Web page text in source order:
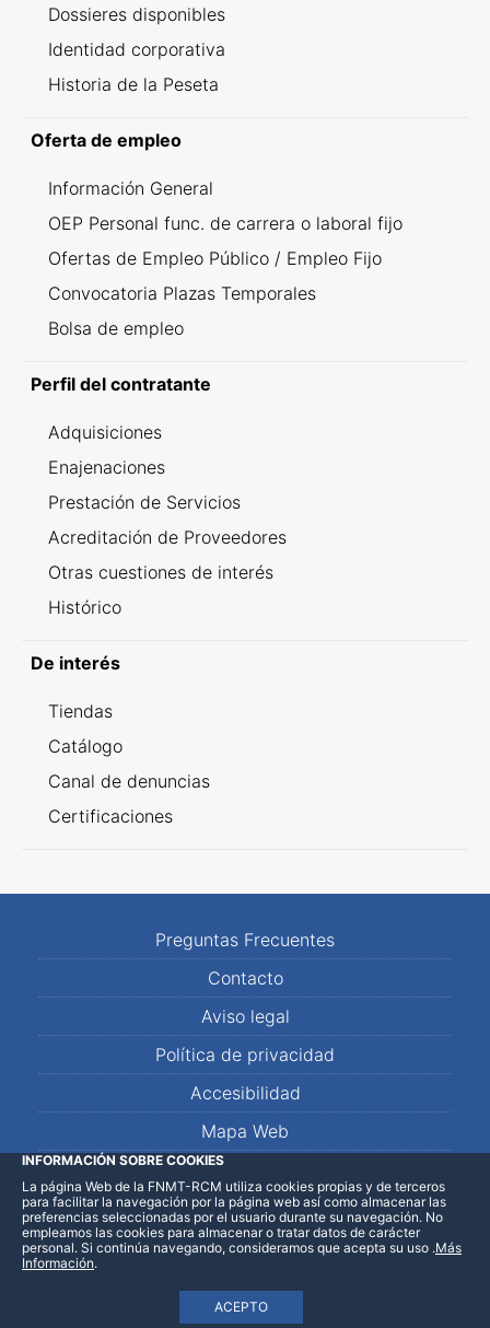
Dossieres disponibles
Identidad corporativa
Historia de la Peseta
Oferta de empleo
Información General
OEP Personal func. de carrera o laboral fijo
Ofertas de Empleo Público / Empleo Fijo
Convocatoria Plazas Temporales
Bolsa de empleo
Perfil del contratante
Adquisiciones
Enajenaciones
Prestación de Servicios
Acreditación de Proveedores
Otras cuestiones de interés
Histórico
De interés
Tiendas
Catálogo
Canal de denuncias
Certificaciones
Preguntas Frecuentes
Contacto
Aviso legal
Política de privacidad
Accesibilidad
Mapa Web
LinkedInFacebookWhatsApp
INFORMACIÓN SOBRE COOKIES
La página Web de la FNMT-RCM utiliza cookies propias y de terceros
para facilitar la navegación por la página web así como almacenar las
preferencias seleccionadas por el usuario durante su navegación. No
empleamos las cookies para almacenar o tratar datos de carácter
personal. Si continúa navegando, consideramos que acepta su uso
ACEPTO
.Más
Información.